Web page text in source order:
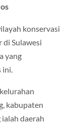
konservasi
di Sulawesi
yang
kabupaten
daerah